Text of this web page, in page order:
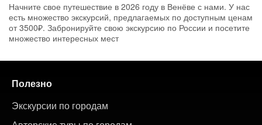
Начните свое путешествие в 2026 году в Венёве с нами. У нас
есть множество экскурсий, предлагаемых по доступным ценам
от 3500₽. Забронируйте свою экскурсию по России и посетите
множество интересных мест
Полезно
Экскурсии по городам